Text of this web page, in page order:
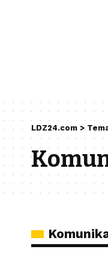
LDZ24.com >